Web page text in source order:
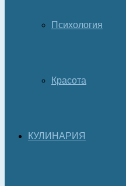
Психология
Красота
КУЛИНАРИЯ